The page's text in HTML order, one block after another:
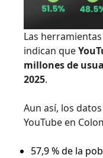
Las
indican que
millones de
2025.
Aun así, los
YouTube en
57,9 % de la